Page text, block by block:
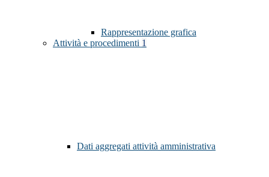
Rappresentazione grafica
Attività e procedimenti 1
Dati aggregati attività amministrativa